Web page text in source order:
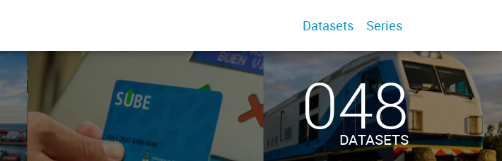
Datasets Series
048
DATASETS